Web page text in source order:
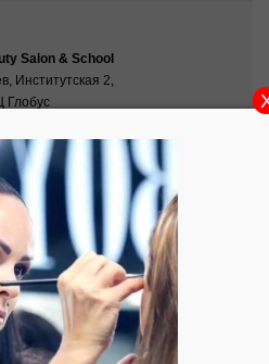
Salon & School
Институтская 2,
Глобус
для «Зимнего»